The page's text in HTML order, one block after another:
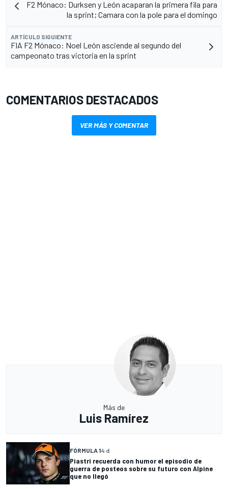
F2 Mónaco: Durksen y León acaparan la primera fila para
la sprint; Camara con la pole para el domingo
ARTÍCULO SIGUIENTE
FIA F2 Mónaco: Noel León asciende al segundo del
campeonato tras victoria en la sprint
COMENTARIOS DESTACADOS
VER MÁS Y COMENTAR
Más de
Luis Ramírez
FÓRMULA 14 d
Piastri recuerda con humor el episodio de
guerra de posteos sobre su futuro con Alpine
que no llegó